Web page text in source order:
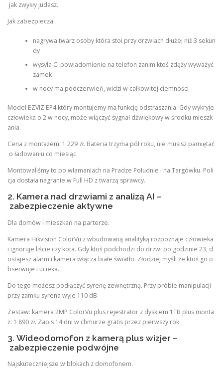
jak zwykły judasz.
Jak zabezpiecza:
nagrywa twarz osoby która stoi przy drzwiach dłużej niż 3 sekun
dy
wysyła Ci powiadomienie na telefon zanim ktoś zdąży wyważyć
zamek
w nocy ma podczerwień, widzi w całkowitej ciemności
Model EZVIZ EP4 który montujemy ma funkcję odstraszania. Gdy wykryje
człowieka o 2 w nocy, może włączyć sygnał dźwiękowy w środku mieszk
ania.
Cena z montażem: 1 229 zł. Bateria trzyma pół roku, nie musisz pamiętać
o ładowaniu co miesiąc.
Montowaliśmy to po włamaniach na Pradze Południe i na Targówku. Poli
cja dostała nagranie w Full HD z twarzą sprawcy.
2. Kamera nad drzwiami z analizą AI –
zabezpieczenie aktywne
Dla domów i mieszkań na parterze.
Kamera Hikvision ColorVu z wbudowaną analityką rozpoznaje człowieka
i ignoruje liście czy kota. Gdy ktoś podchodzi do drzwi po godzinie 23, d
ostajesz alarm i kamera włącza białe światło. Złodziej myśli że ktoś go o
bserwuje i ucieka.
Do tego możesz podłączyć syrenę zewnętrzną. Przy próbie manipulacji
przy zamku syrena wyje 110 dB.
Zestaw: kamera 2MP ColorVu plus rejestrator z dyskiem 1TB plus monta
ż: 1 890 zł. Zapis 14 dni w chmurze gratis przez pierwszy rok.
3. Wideodomofon z kamerą plus wizjer –
zabezpieczenie podwójne
Najskuteczniejsze w blokach z domofonem.